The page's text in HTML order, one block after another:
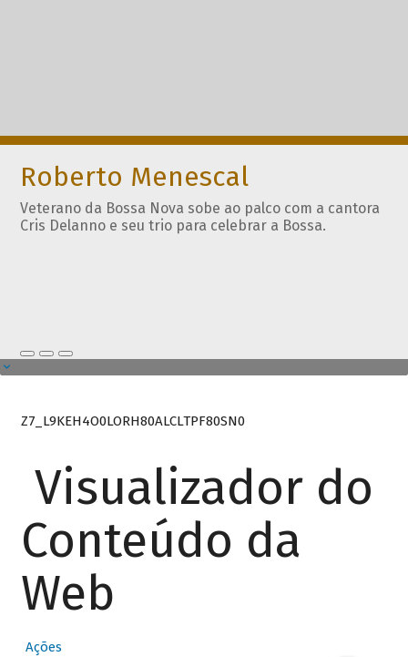
Roberto Menescal
Veterano da Bossa Nova sobe ao palco com a cantora
Cris Delanno e seu trio para celebrar a Bossa.
Z7_L9KEH4O0LORH80ALCLTPF80SN0
Visualizador do
Conteúdo da
Web
Ações